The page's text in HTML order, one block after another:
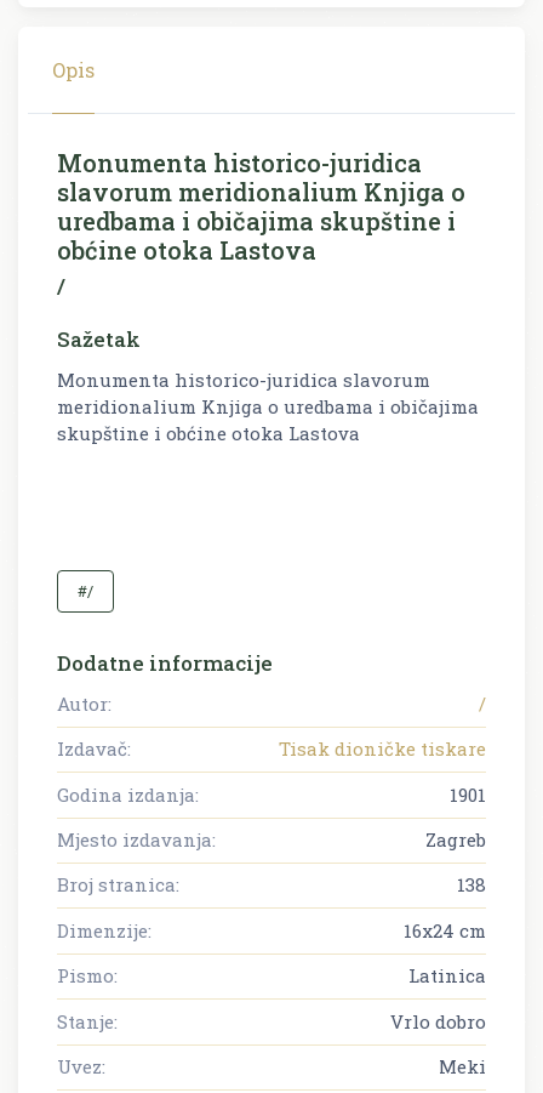
Opis
Monumenta historico-juridica
slavorum meridionalium Knjiga o
uredbama i običajima skupštine i
obćine otoka Lastova
/
Sažetak
Monumenta historico-juridica slavorum
meridionalium Knjiga o uredbama i običajima
skupštine i obćine otoka Lastova
#/
Dodatne informacije
Autor:
/
Izdavač:
Tisak dioničke tiskare
Godina izdanja:
1901
Mjesto izdavanja:
Zagreb
Broj stranica:
138
Dimenzije:
16x24 cm
Pismo:
Latinica
Stanje:
Vrlo dobro
Uvez:
Meki